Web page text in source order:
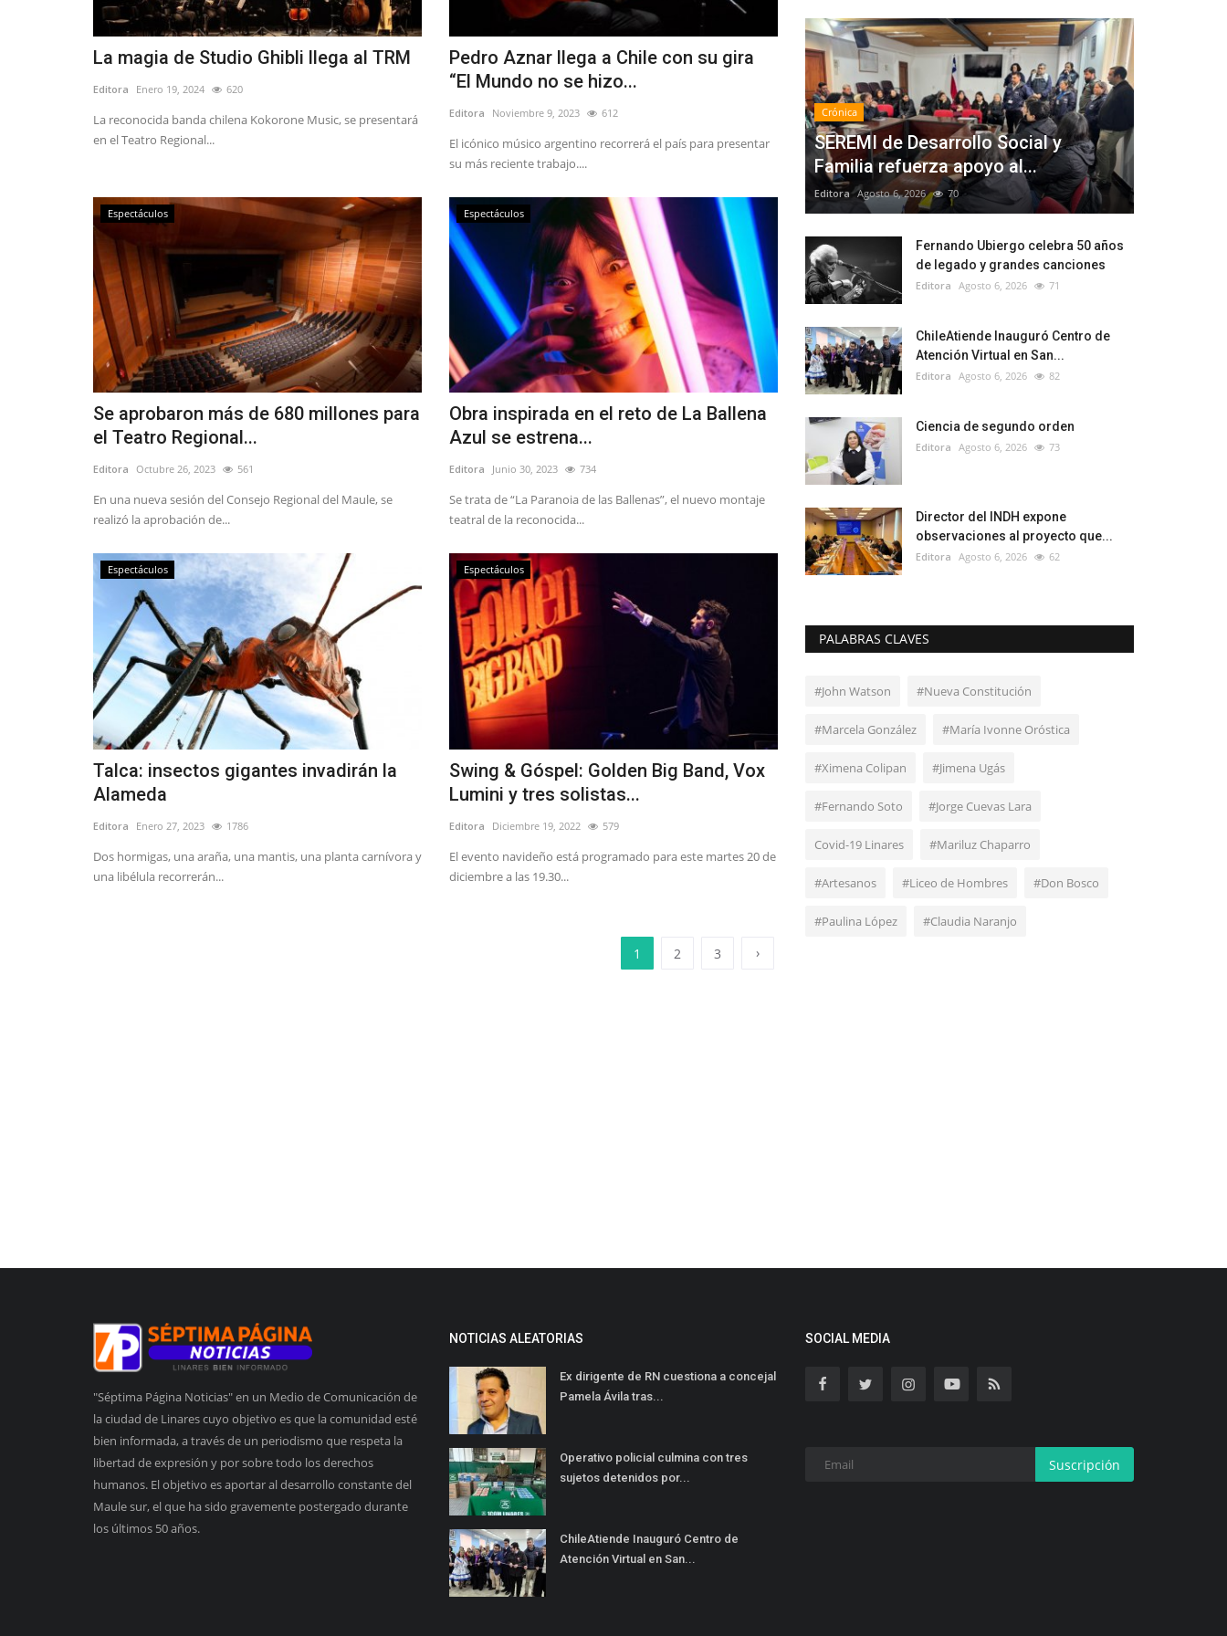
La magia de Studio Ghibli llega al TRM
Editora Enero 19, 2024 620
La reconocida banda chilena Kokorone Music, se presentará
en el Teatro Regional...
Pedro Aznar llega a Chile con su gira
“El Mundo no se hizo...
Editora Noviembre 9, 2023 612
El icónico músico argentino recorrerá el país para presentar
su más reciente trabajo....
Espectáculos
Se aprobaron más de 680 millones para
el Teatro Regional...
Editora Octubre 26, 2023 561
En una nueva sesión del Consejo Regional del Maule, se
realizó la aprobación de...
Espectáculos
Obra inspirada en el reto de La Ballena
Azul se estrena...
Editora Junio 30, 2023 734
Se trata de “La Paranoia de las Ballenas”, el nuevo montaje
teatral de la reconocida...
Espectáculos
Talca: insectos gigantes invadirán la
Alameda
Editora Enero 27, 2023 1786
Dos hormigas, una araña, una mantis, una planta carnívora y
una libélula recorrerán...
Espectáculos
Swing & Góspel: Golden Big Band, Vox
Lumini y tres solistas...
Editora Diciembre 19, 2022 579
El evento navideño está programado para este martes 20 de
diciembre a las 19.30...
1 2 3 ›
Crónica
SEREMI de Desarrollo Social y
Familia refuerza apoyo al...
Editora Agosto 6, 2026 70
Fernando Ubiergo celebra 50 años
de legado y grandes canciones
Editora Agosto 6, 2026 71
ChileAtiende Inauguró Centro de
Atención Virtual en San...
Editora Agosto 6, 2026 82
Ciencia de segundo orden
Editora Agosto 6, 2026 73
Director del INDH expone
observaciones al proyecto que...
Editora Agosto 6, 2026 62
PALABRAS CLAVES
#John Watson #Nueva Constitución
#Marcela González #María Ivonne Oróstica
#Ximena Colipan #Jimena Ugás
#Fernando Soto #Jorge Cuevas Lara
Covid-19 Linares #Mariluz Chaparro
#Artesanos #Liceo de Hombres #Don Bosco
#Paulina López #Claudia Naranjo
"Séptima Página Noticias" en un Medio de Comunicación de
la ciudad de Linares cuyo objetivo es que la comunidad esté
bien informada, a través de un periodismo que respeta la
libertad de expresión y por sobre todo los derechos
humanos. El objetivo es aportar al desarrollo constante del
Maule sur, el que ha sido gravemente postergado durante
los últimos 50 años.
NOTICIAS ALEATORIAS
Ex dirigente de RN cuestiona a concejal
Pamela Ávila tras...
Operativo policial culmina con tres
sujetos detenidos por...
ChileAtiende Inauguró Centro de
Atención Virtual en San...
SOCIAL MEDIA
Suscripción